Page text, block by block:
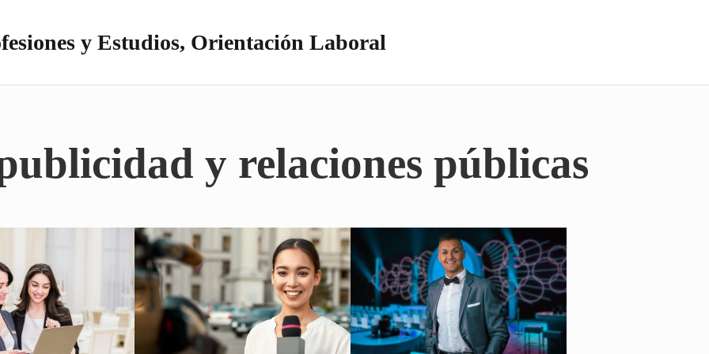
y Estudios, Orientación Laboral
y relaciones públicas